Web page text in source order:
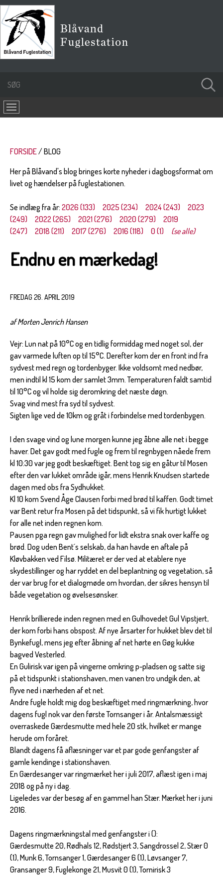
FORSIDE
BLOG
Her på Blåvand's blog bringes korte nyheder i dagbogsformat om
livet og hændelser på fuglestationen.
Se indlæg fra år: 2026 (133) 2025 (234) 2024 (243)
2023
(249)
2022 (265) 2021 (276) 2020 (279)
2019
(247)
2018 (211) 2017 (276) 2016 (118) 0 (1) (se alle)
Endnu en mærkedag!
FREDAG 26. APRIL 2019
af Morten Jenrich Hansen
Vejr: Lun nat på 10°C og en tidlig formiddag med noget sol, der
gav varmede luften op til 15°C. Derefter kom der en front ind fra
sydvest med regn og tordenbyger. Ikke voldsomt med nedbør,
men indtil kl 15 kom der samlet 3mm. Temperaturen faldt samtid
til 10°C og vil holde sig deromkring det næste døgn.
Svag vind mest fra syd til sydvest.
Sigten lige ved de 10km og gråt i forbindelse med tordenbygen.
I den svage vind og lune morgen kunne jeg åbne alle net i begge
haver. Det gav godt med fugle og frem til regnbygen nåede frem
kl 10:30 var jeg godt beskæftiget. Bent tog sig en gåtur til Mosen
efter den var lukket område igår, mens Henrik Knudsen startede
dagen med obs fra Sydhukket.
Kl 10 kom Svend Åge Clausen forbi med brød til kaffen. Godt timet
var Bent retur fra Mosen på det tidspunkt, så vi fik hurtigt lukket
for alle net inden regnen kom.
Pausen pga regn gav mulighed for lidt ekstra snak over kaffe og
brød. Dog uden Bent´s selskab, da han havde en aftale på
Kløvbakken ved Filsø. Militæret er der ved at etablere nye
skydestillinger og har ryddet en del beplantning og vegetation, så
der var brug for et dialogmøde om hvordan, der sikres hensyn til
både vegetation og øvelsesønsker.
Henrik brillierede inden regnen med en Gulhovedet Gul Vipstjert,
der kom forbi hans obspost. Af nye årsarter for hukket blev det til
Bynkefugl, mens jeg efter åbning af net hørte en Gøg kukke
bagved Vesterled.
En Gulirisk var igen på vingerne omkring p-pladsen og satte sig
på et tidspunkt i stationshaven, men vanen tro undgik den, at
flyve ned i nærheden af et net.
Andre fugle holdt mig dog beskæftiget med ringmærkning, hvor
dagens fugl nok var den første Tornsanger i år. Antalsmæssigt
overraskede Gærdesmutte med hele 20 stk, hvilket er mange
herude om foråret.
Blandt dagens få aflæsninger var et par gode genfangster af
gamle kendinge i stationshaven.
En Gærdesanger var ringmærket her i juli 2017, aflæst igen i maj
2018 og på ny i dag.
Ligeledes var der besøg af en gammel han Stær. Mærket her i juni
2016.
Dagens ringmærkningstal med genfangster i ():
Gærdesmutte 20, Rødhals 12, Rødstjert 3, Sangdrossel 2, Stær 0
(1), Munk 6, Tornsanger 1, Gærdesanger 6 (1), Løvsanger 7,
Gransanger 9, Fuglekonge 21, Musvit 0 (1), Tornirisk 3